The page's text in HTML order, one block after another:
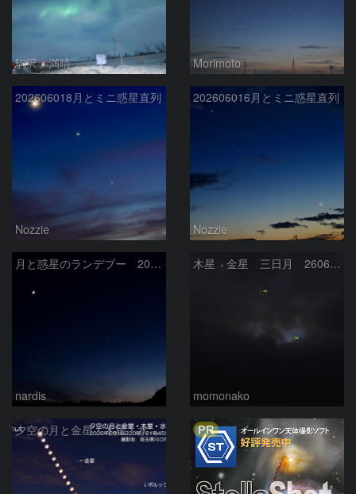
駒沢 満晴 Morimoto
202606018月とミニ惑星直列
Nozzie
202606016月とミニ惑星直列
Nozzie
月と惑星のランデブー 2026/06/19
nardis
木星 金星 三日月 260618
momonako
夕空の月と金星・木星・水星の接近 2026/6/18 PR